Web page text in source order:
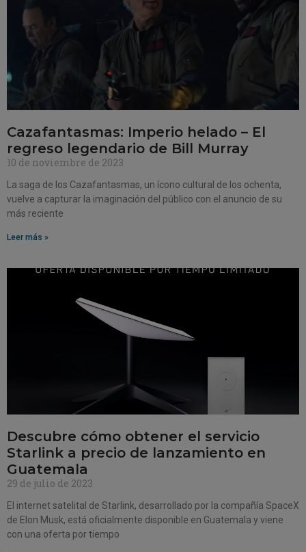
Cazafantasmas: Imperio helado – El
regreso legendario de Bill Murray
10 de noviembre de 2023
La saga de los Cazafantasmas, un ícono cultural de los ochenta,
vuelve a capturar la imaginación del público con el anuncio de su
más reciente
Leer más »
Descubre cómo obtener el servicio
Starlink a precio de lanzamiento en
Guatemala
29 de julio de 2023
El internet satelital de Starlink, desarrollado por la compañía SpaceX
de Elon Musk, está oficialmente disponible en Guatemala y viene
con una oferta por tiempo